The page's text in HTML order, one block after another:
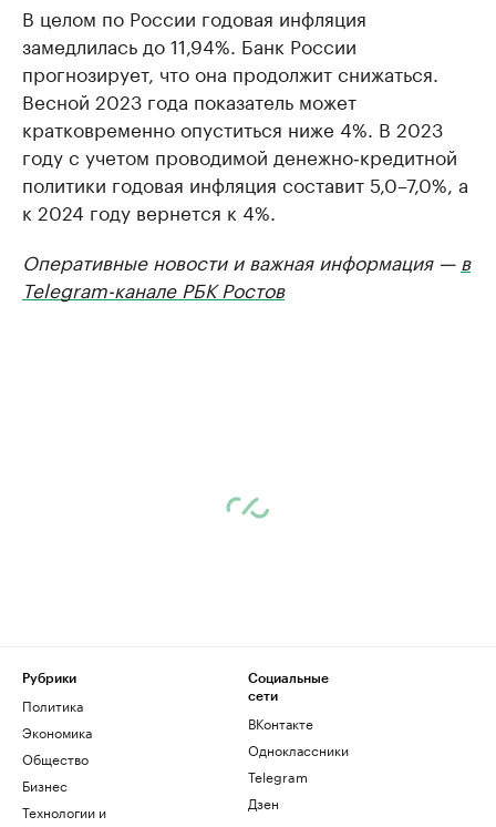
В целом по России годовая инфляция
замедлилась до 11,94%. Банк России
прогнозирует, что она продолжит снижаться.
Весной 2023 года показатель может
кратковременно опуститься ниже 4%. В 2023
году с учетом проводимой денежно‑кредитной
политики годовая инфляция составит 5,0–7,0%, а
к 2024 году вернется к 4%.
Оперативные новости и важная информация — в
Telegram-канале РБК Ростов
Рубрики
Политика
Экономика
Общество
Бизнес
Технологии и
Социальные
сети
ВКонтакте
Одноклассники
Telegram
Дзен